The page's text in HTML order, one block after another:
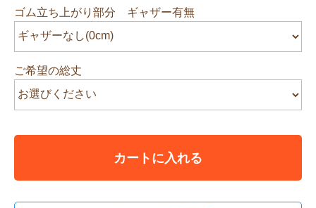
ゴム立ち上がり部分 ギャザー有無
ご希望の総丈
カートに入れる